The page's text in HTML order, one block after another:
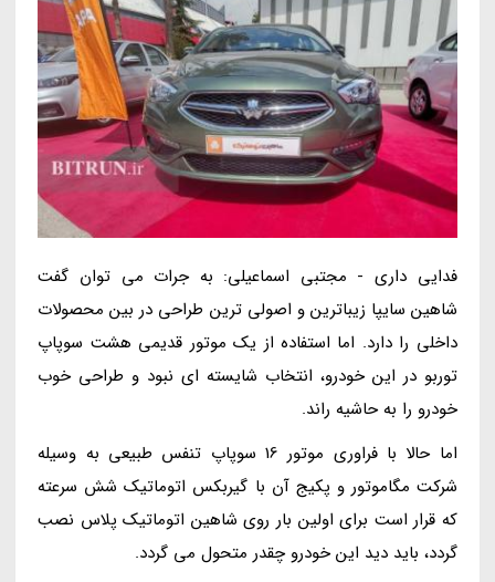
فدایی داری - مجتبی اسماعیلی: به جرات می توان گفت
شاهین سایپا زیباترین و اصولی ترین طراحی در بین محصولات
داخلی را دارد. اما استفاده از یک موتور قدیمی هشت سوپاپ
توربو در این خودرو، انتخاب شایسته ای نبود و طراحی خوب
خودرو را به حاشیه راند.
اما حالا با فراوری موتور 16 سوپاپ تنفس طبیعی به وسیله
شرکت مگاموتور و پکیج آن با گیربکس اتوماتیک شش سرعته
که قرار است برای اولین بار روی شاهین اتوماتیک پلاس نصب
گردد، باید دید این خودرو چقدر متحول می گردد.